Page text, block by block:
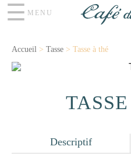
☰ MENU
Accueil > Tasse > Tasse à thé
Descriptif